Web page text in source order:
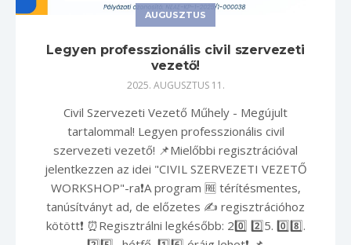
AUGUSZTUS
Legyen professzionális civil szervezeti
vezető!
2025. AUGUSZTUS 11.
Civil Szervezeti Vezető Műhely - Megújult
tartalommal! Legyen professzionális civil
szervezeti vezető! 📌Mielőbbi regisztrációval
jelentkezzen az idei "CIVIL SZERVEZETI VEZETŐ
WORKSHOP"-ra❗️A program 🆓 térítésmentes,
tanúsítványt ad, de előzetes ✍️ regisztrációhoz
kötött❗️ ⏰Regisztrálni legkésőbb: 2️0️⃣ 2️⃣5️. 0️⃣8️⃣.